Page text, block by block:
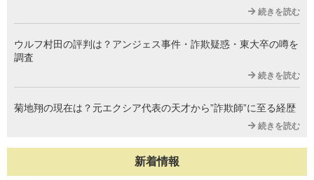
続きを読む
ウルフ村田の評判は？アンジェス事件・詐欺疑惑・東大卒の噂を
調査
続きを読む
菊地翔の現在は？元エクシア代表の天才から”詐欺師”に至る経歴
続きを読む
新着情報